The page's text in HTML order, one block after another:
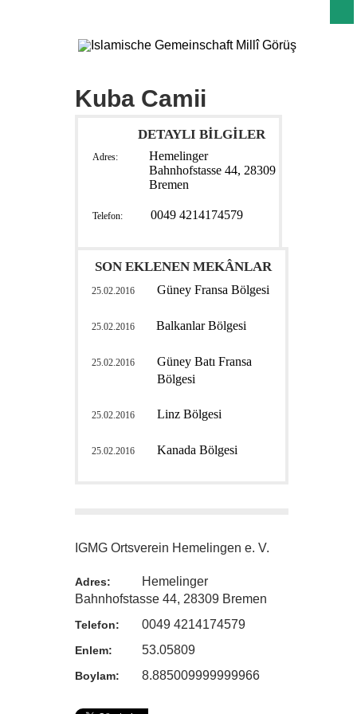
Kuba Camii
DETAYLI BİLGİLER
Adres:
Hemelinger
Bahnhofstasse 44, 28309
Bremen
Telefon: 0049 4214174579
SON EKLENEN MEKÂNLAR
25.02.2016 Güney Fransa Bölgesi
25.02.2016 Balkanlar Bölgesi
25.02.2016
Güney Batı Fransa
Bölgesi
25.02.2016 Linz Bölgesi
25.02.2016 Kanada Bölgesi
IGMG Ortsverein Hemelingen e. V.
Adres:
Hemelinger
Bahnhofstasse 44, 28309 Bremen
Telefon: 0049 4214174579
Enlem: 53.05809
Boylam: 8.885009999999966